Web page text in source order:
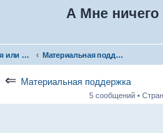
А Мне ничего
Безвозмездная или условно-безвозмездная помощь Материальная поддержка
⇐ Материальная поддержка
5 сообщений •